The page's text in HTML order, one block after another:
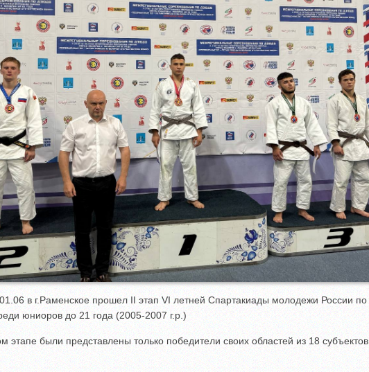
в г.Раменское прошел II этап VI летней Спартакиады молодежи России по
юниоров до 21 года (2005-2007 г.р.)
этапе были представлены только победители своих областей из 18 субъектов